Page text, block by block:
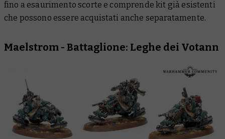
fino a esaurimento scorte e comprende kit già esistenti
che possono essere acquistati anche separatamente.
Maelstrom - Battaglione: Leghe dei Votann